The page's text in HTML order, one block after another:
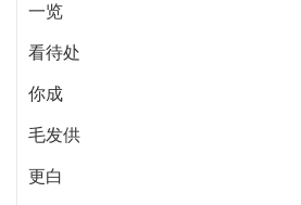
一览
看待处
你成
毛发供
更白